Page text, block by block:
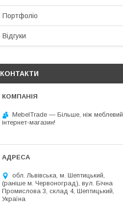
Портфоліо
Відгуки
КОНТАКТИ
MebelTrade — Більше, ніж меблевий
інтернет-магазин!
обл. Львівська, м. Шептицький,
(раніше м. Червоноград), вул. Бічна
Промислова 3, склад 4, Шептицький,
Україна